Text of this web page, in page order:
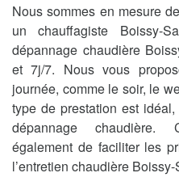
Nous sommes en mesure
un chauffagiste Boissy-
dépannage chaudière
et 7j/7. Nous vous
journée, comme le soir, le
type de prestation est
dépannage chaudière.
également de faciliter les
l’entretien chaudière